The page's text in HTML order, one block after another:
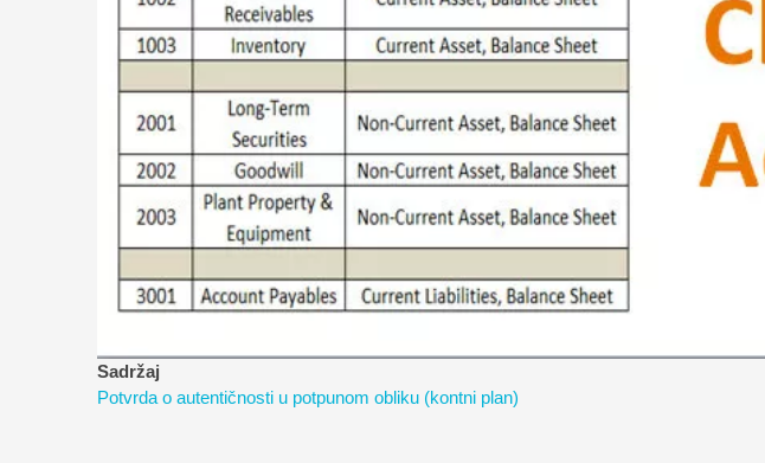
Sadržaj
Potvrda o autentičnosti u potpunom obliku (kontni plan)